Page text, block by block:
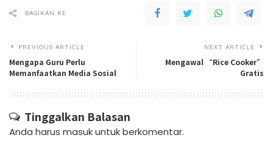
BAGIKAN KE
PREVIOUS ARTICLE
Mengapa Guru Perlu
Memanfaatkan Media Sosial
NEXT ARTICLE
Mengawal “Rice Cooker”
Gratis
Tinggalkan Balasan
Anda harus masukuntuk berkomentar.